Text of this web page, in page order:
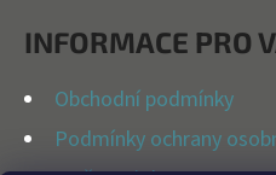
INFORMACE PRO
Obchodní podmínky
Podmínky ochrany